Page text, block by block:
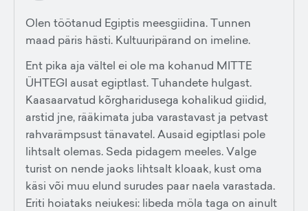
Olen töötanud Egiptis meesgiidina. Tunnen
maad päris hästi. Kultuuripärand on imeline.
Ent pika aja vältel ei ole ma kohanud MITTE
ÜHTEGI ausat egiptlast. Tuhandete hulgast.
Kaasaarvatud kõrgharidusega kohalikud giidid,
arstid jne, rääkimata juba varastavast ja petvast
rahvarämpsust tänavatel. Ausaid egiptlasi pole
lihtsalt olemas. Seda pidagem meeles. Valge
turist on nende jaoks lihtsalt kloaak, kust oma
käsi või muu elund surudes paar naela varastada.
Eriti hoiataks neiukesi: libeda möla taga on ainult